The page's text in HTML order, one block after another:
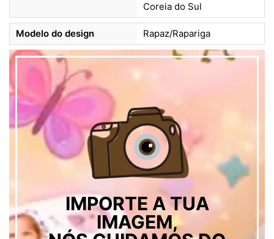
Coreia do Sul
Modelo do design Rapaz/Rapariga
IMPORTE A TUA
IMAGEM,